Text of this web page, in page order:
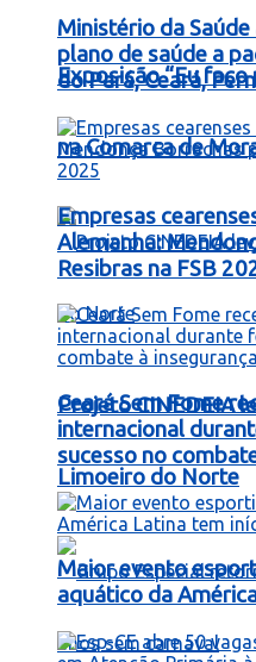
Exposição “Eu
na Comarca de
Projeto CINEDEIA
Limoeiro do Norte
Ministério da
plano de saúde a
do Pará, Ceará,
Empresas
Alemanha:
Resibras na FSB
Ceará Sem Fome
internacional
sucesso no
Maior evento
aquático da